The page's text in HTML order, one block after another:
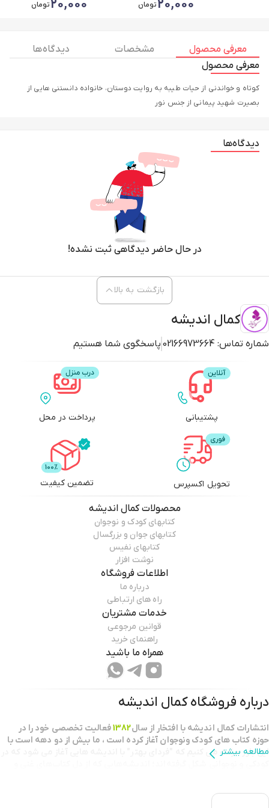
20,000تومان 20,000تومان
معرفی محصول مشخصات
دیدگاه ها
معرفی محصول
کوتاه و خواندنی از حیات طیبه به روایت دوستان، خانواده دانستنی هایی از
بصیرت شهید پیمانی از جنس نور
دیدگاه‌ها
در حال حاضر دیدگاهی ثبت نشده!
کمال اندیشه
شماره تماس: 02166973664 پاسخگوی شما هستیم
بازگشت به بالا
پشتیبانی پرداخت در محل
تحویل اکسپرس تضمین کیفیت
محصولاتکمال اندیشه
کتابهای کودک و نوجوان
کتابهای جوان و بزرگسال
کتابهای نفیس
نوشت افزار
اطلاعات فروشگاه
درباره ما
راه های ارتباطی
خدمات مشتریان
قوانین مرجوعی
راهنمای خرید
همراه ما باشید
درباره فروشگاهکمال اندیشه
انتشارات كمال انديشه با افتخار از سال1382فعاليت تخصصي خود را در
حوزه كتاب هاي كودك ونوجوان آغاز كرده است ، ما بيش از دو دهه است با
اين باور حركت مي كنيم كه "فرداي بهتر" با انديشه هايي آغاز مي شود كه در
بعنوان يك نقطه عطف در طرح تابستانه خانه کتاب
مطالعه بیشتر